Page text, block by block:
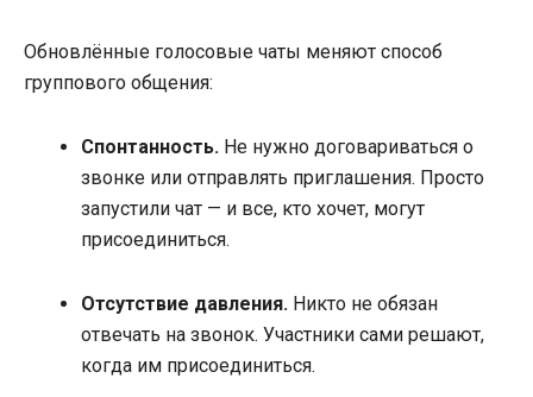
Обновлённые голосовые чаты меняют способ
группового общения:
Спонтанность. Не нужно договариваться о
звонке или отправлять приглашения. Просто
запустили чат — и все, кто хочет, могут
присоединиться.
Отсутствие давления. Никто не обязан
отвечать на звонок. Участники сами решают,
когда им присоединиться.